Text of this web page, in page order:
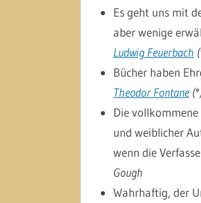
Es geht uns mit
aber wenige
Ludwig Feuerbach
Bücher haben
Theodor Fontane
Die
und weiblicher
wenn die
Gough
Wahrhaftig, der